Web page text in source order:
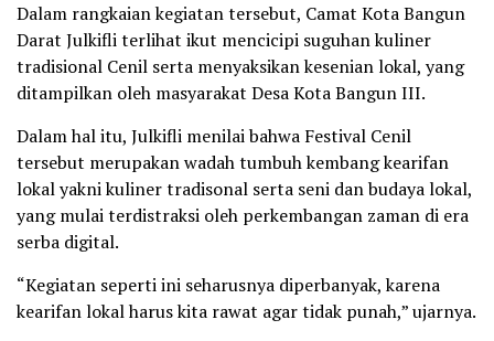
Dalam rangkaian kegiatan tersebut, Camat Kota Bangun
Darat Julkifli terlihat ikut mencicipi suguhan kuliner
tradisional Cenil serta menyaksikan kesenian lokal, yang
ditampilkan oleh masyarakat Desa Kota Bangun III.
Dalam hal itu, Julkifli menilai bahwa Festival Cenil
tersebut merupakan wadah tumbuh kembang kearifan
lokal yakni kuliner tradisonal serta seni dan budaya lokal,
yang mulai terdistraksi oleh perkembangan zaman di era
serba digital.
“Kegiatan seperti ini seharusnya diperbanyak, karena
kearifan lokal harus kita rawat agar tidak punah,” ujarnya.